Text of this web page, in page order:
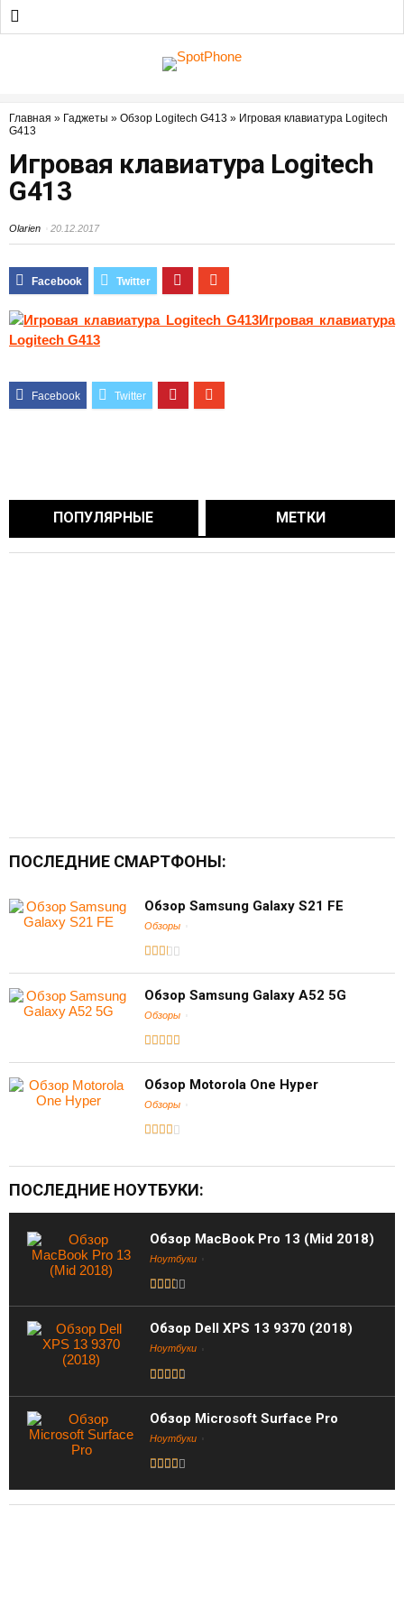
Главная » Гаджеты » Обзор Logitech G413 » Игровая клавиатура Logitech
G413
Игровая клавиатура Logitech
G413
Olarien 20.12.2017
ПОПУЛЯРНЫЕ МЕТКИ
ПОСЛЕДНИЕ СМАРТФОНЫ:
Обзор Samsung Galaxy S21 FE
Обзоры
Обзор Samsung Galaxy A52 5G
Обзоры
Обзор Motorola One Hyper
Обзоры
ПОСЛЕДНИЕ НОУТБУКИ:
Обзор MacBook Pro 13 (Mid 2018)
Ноутбуки
Обзор Dell XPS 13 9370 (2018)
Ноутбуки
Обзор Microsoft Surface Pro
Ноутбуки